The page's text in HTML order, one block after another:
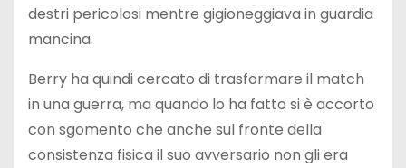
destri pericolosi mentre gigioneggiava in guardia
mancina.
Berry ha quindi cercato di trasformare il match
in una guerra, ma quando lo ha fatto si è accorto
con sgomento che anche sul fronte della
consistenza fisica il suo avversario non gli era